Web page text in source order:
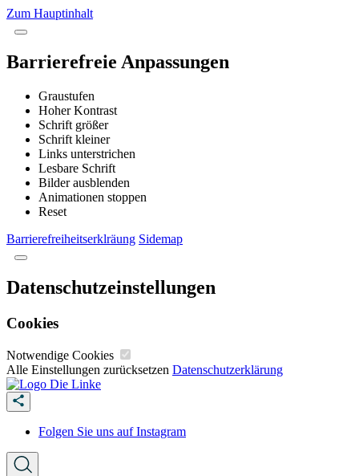
Zum Hauptinhalt
Barrierefreie Anpassungen
Graustufen
Hoher Kontrast
Schrift größer
Schrift kleiner
Links unterstrichen
Lesbare Schrift
Bilder ausblenden
Animationen stoppen
Reset
Barrierefreiheitserklräung Sidemap
Datenschutzeinstellungen
Cookies
Notwendige Cookies
Alle Einstellungen zurücksetzen Datenschutzerklärung
Folgen Sie uns auf Instagram